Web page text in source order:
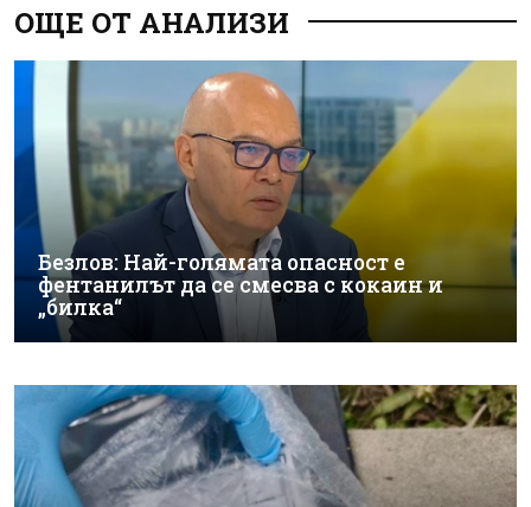
ОЩЕ ОТ АНАЛИЗИ
Безлов: Най-голямата опасност е
фентанилът да се смесва с кокаин и
„билка“